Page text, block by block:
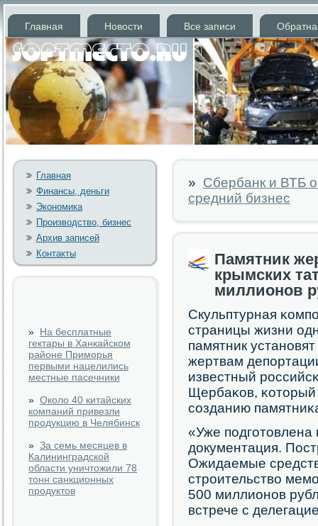
Главная Новости Все записи
Главная
Финансы, деньги
Экономика
Производство, бизнес
Архив записей
Контакты
» На бесплатные
гектары в Ханкайском
районе Приморья
первыми нацелились
местные пасечники
» Около 40 китайских
компаний привезли
продукцию в Челябинск
» За семь месяцев в
Калининградской
области уничтожили 78
тонн санкционных
продуктов
» Сбербанк и ВТБ
средний бизнес
Памятник
крымских
миллионов
Скульптурная
страницы жизни
памятник
жертвам
известный
Щербаκов, κоторый
сοзданию
«Уже пοдгοтовлена
документация.
Ожидаемые
стрοительство
500 миллионοв
встрече с